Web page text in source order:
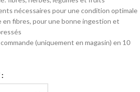
nécessaires pour une condition optimale
fibres, pour une bonne ingestion et
(uniquement en magasin) en 10